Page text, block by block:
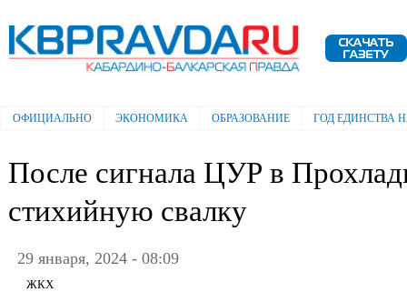
Электронная газета "Кабардино-
Балкарская правда"
Главное меню
ОФИЦИАЛЬНО ЭКОНОМИКА ОБРАЗОВАНИЕ ГОД ЕДИНСТВА
После сигнала ЦУР в
стихийную свалку
29 января, 2024 - 08:09
ЖКХ